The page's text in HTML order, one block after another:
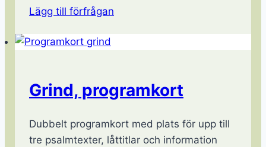
Lägg till förfrågan
Grind, programkort
Dubbelt programkort med plats för upp till
tre psalmtexter, låttitlar och information